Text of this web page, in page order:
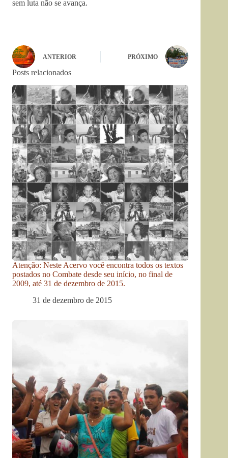
sem luta não se avança.
ANTERIOR PRÓXIMO
Posts relacionados
Atenção: Neste Acervo você encontra todos os textos
postados no Combate desde seu início, no final de
2009, até 31 de dezembro de 2015.
31 de dezembro de 2015